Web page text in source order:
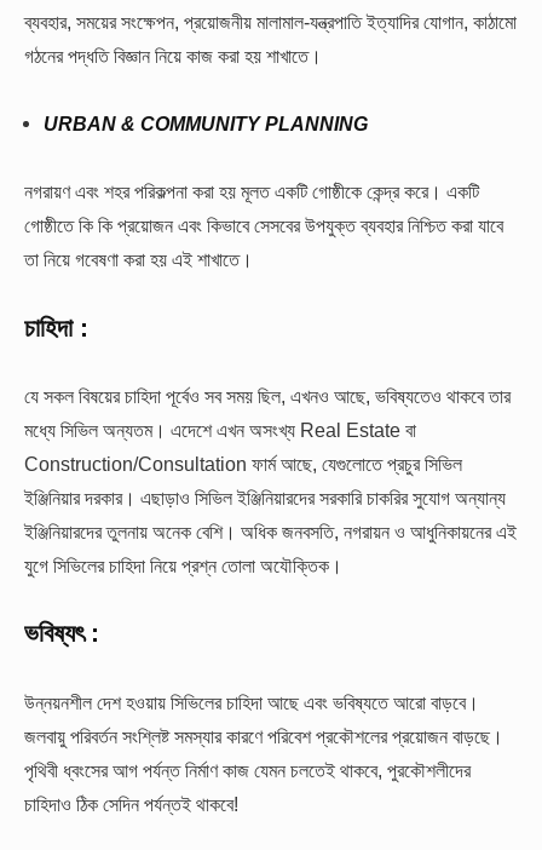
ব্যবহার, সময়ের সংক্ষেপন, প্রয়োজনীয় মালামাল-যন্ত্রপাতি ইত্যাদির যোগান, কাঠামো
গঠনের পদ্ধতি বিজ্ঞান নিয়ে কাজ করা হয় শাখাতে।
URBAN & COMMUNITY PLANNING
নগরায়ণ এবং শহর পরিকল্পনা করা হয় মূলত একটি গোষ্ঠীকে কেন্দ্র করে। একটি
গোষ্ঠীতে কি কি প্রয়োজন এবং কিভাবে সেসবের উপযুক্ত ব্যবহার নিশ্চিত করা যাবে
তা নিয়ে গবেষণা করা হয় এই শাখাতে।
চাহিদা :
যে সকল বিষয়ের চাহিদা পূর্বেও সব সময় ছিল, এখনও আছে, ভবিষ্যতেও থাকবে তার
মধ্যে সিভিল অন্যতম। এদেশে এখন অসংখ্য Real Estate বা
Construction/Consultation ফার্ম আছে, যেগুলোতে প্রচুর সিভিল
ইঞ্জিনিয়ার দরকার। এছাড়াও সিভিল ইঞ্জিনিয়ারদের সরকারি চাকরির সুযোগ অন্যান্য
ইঞ্জিনিয়ারদের তুলনায় অনেক বেশি। অধিক জনবসতি, নগরায়ন ও আধুনিকায়নের এই
যুগে সিভিলের চাহিদা নিয়ে প্রশ্ন তোলা অযৌক্তিক।
ভবিষ্যৎ :
উন্নয়নশীল দেশ হওয়ায় সিভিলের চাহিদা আছে এবং ভবিষ্যতে আরো বাড়বে।
জলবায়ু পরিবর্তন সংশ্লিষ্ট সমস্যার কারণে পরিবেশ প্রকৌশলের প্রয়োজন বাড়ছে।
পৃথিবী ধ্বংসের আগ পর্যন্ত নির্মাণ কাজ যেমন চলতেই থাকবে, পুরকৌশলীদের
চাহিদাও ঠিক সেদিন পর্যন্তই থাকবে!